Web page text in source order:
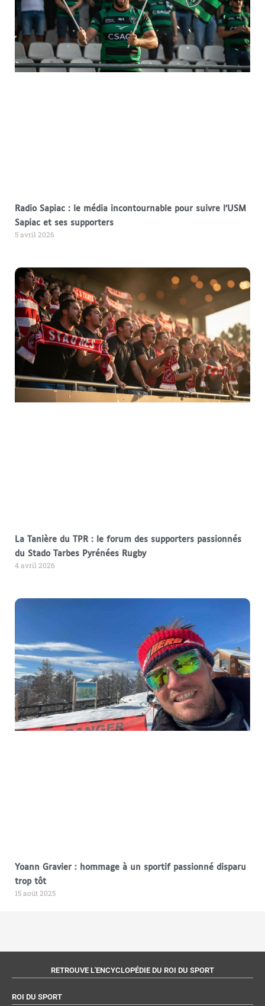
Radio Sapiac : le média incontournable pour suivre l’USM
Sapiac et ses supporters
5 avril 2026
La Tanière du TPR : le forum des supporters passionnés
du Stado Tarbes Pyrénées Rugby
4 avril 2026
Yoann Gravier : hommage à un sportif passionné disparu
trop tôt
15 août 2025
RETROUVE L'ENCYCLOPÉDIE DU ROI DU SPORT
ROI DU SPORT